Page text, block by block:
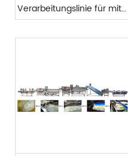
Verarbeitungslinie für mittelblättriges Gemüse